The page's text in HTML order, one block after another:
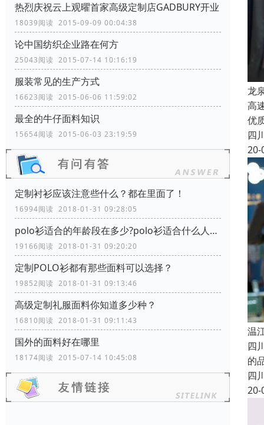
热烈庆祝云上观曜首家高级定制店GADBURY开业
18039阅读 2015-09-09 00:04:38
论中国纺织企业路在何方
25043阅读 2015-07-14 10:16:19
服装常见的生产方式
16623阅读 2015-06-06 11:59:02
最全的牛仔面料知识
15654阅读 2015-06-03 23:19:59
定制衬衫应该注意些什么？都在里面了！
16994阅读 2018-01-31 09:28:05
polo衫适合的年龄段在多少?polo衫适合什么人穿？
19166阅读 2018-01-31 09:20:20
定制POLO衫都有那些面料可以选择？
19852阅读 2018-01-31 09:13:46
高级定制礼服面料你知道多少种？
16810阅读 2018-01-31 09:11:43
国外的面料好在哪里
18174阅读 2015-07-14 10:45:08
龙
高
优
四
20-
温
四
的
四
20-